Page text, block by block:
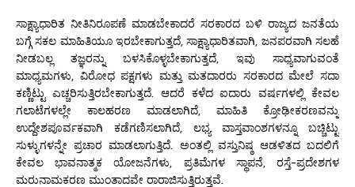
ಸಾಕ್ಷ್ಯಾಧಾರಿತ ನೀತಿನಿರೂಪಣೆ ಮಾಡಬೇಕಾದರೆ ಸರಕಾರದ ಬಳಿ ರಾಜ್ಯದ ಜನತೆಯ
ಬಗ್ಗೆ ಸಕಲ ಮಾಹಿತಿಯೂ ಇರಬೇಕಾಗುತ್ತದೆ, ಸಾಕ್ಷ್ಯಾಧಾರಿತವಾಗಿ, ಜನಪರವಾಗಿ ಸಲಹೆ
ನೀಡಬಲ್ಲ ತಜ್ಞರನ್ನು ಬಳಸಿಕೊಳ್ಳಬೇಕಾಗುತ್ತದೆ, ಇವು ಸಾಧ್ಯವಾಗುವಂತೆ
ಮಾಧ್ಯಮಗಳು, ವಿರೋಧ ಪಕ್ಷಗಳು ಮತ್ತು ಮತದಾರರು ಸರಕಾರದ ಮೇಲೆ ಸದಾ
ಕಣ್ಣಿಟ್ಟು ಎಚ್ಚರಿಸುತ್ತಿರಬೇಕಾಗುತ್ತದೆ. ಆದರೆ ಕಳೆದ ಐದಾರು ವರ್ಷಗಳಲ್ಲಿ ಕೇವಲ
ಗಲಾಟೆಗಳಲ್ಲೇ ಕಾಲಹರಣ ಮಾಡಲಾಗಿದೆ, ಮಾಹಿತಿ ಕ್ರೋಢೀಕರಣವನ್ನು
ಉದ್ದೇಶಪೂರ್ವಕವಾಗಿ ಕಡೆಗಣಿಸಲಾಗಿದೆ, ಲಭ್ಯ ವಾಸ್ತವಾಂಶಗಳನ್ನೂ ಬಚ್ಚಿಟ್ಟು
ಸುಳ್ಳುಗಳನ್ನೇ ಪ್ರಚಾರ ಮಾಡಲಾಗುತ್ತಿದೆ. ಅಂತಲ್ಲಿ ವಸ್ತುನಿಷ್ಠ ಆಡಳಿತದ ಬದಲಿಗೆ
ಕೇವಲ ಭಾವನಾತ್ಮಕ ಯೋಜನೆಗಳು, ಪ್ರತಿಮೆಗಳ ಸ್ಥಾಪನೆ, ರಸ್ತೆ-ಪ್ರದೇಶಗಳ
ಮರುನಾಮಕರಣ ಮುಂತಾದವೇ ರಾರಾಜಿಸುತ್ತಿರುತ್ತವೆ.